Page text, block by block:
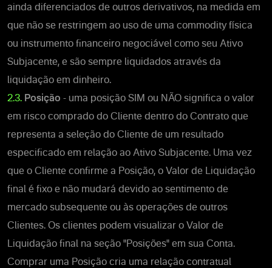
ainda diferenciados de outros derivativos, na medida em
que não se restringem ao uso de uma commodity física
ou instrumento financeiro negociável como seu Ativo
Subjacente, e são sempre liquidados através da
liquidação em dinheiro.
2.3. Posição - uma posição SIM ou NÃO significa o valor
em risco comprado do Cliente dentro do Contrato que
representa a seleção do Cliente de um resultado
especificado em relação ao Ativo Subjacente. Uma vez
que o Cliente confirme a Posição, o Valor de Liquidação
final é fixo e não mudará devido ao sentimento de
mercado subsequente ou às operações de outros
Clientes. Os clientes podem visualizar o Valor de
Liquidação final na seção "Posições" em sua Conta.
Comprar uma Posição cria uma relação contratual